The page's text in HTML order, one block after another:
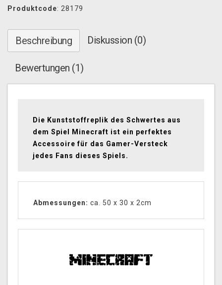
Produktcode: 28179
Beschreibung Diskussion (0)
Bewertungen (1)
Die Kunststoffreplik des Schwertes aus
dem Spiel Minecraft ist ein perfektes
Accessoire für das Gamer-Versteck
jedes Fans dieses Spiels.
Abmessungen: ca. 50 x 30 x 2cm